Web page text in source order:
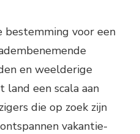
bestemming voor een
en weelderige
land een scala aan
die op zoek zijn
vakantie-